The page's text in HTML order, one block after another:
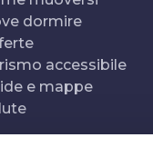
dormire
accessibile
e mappe